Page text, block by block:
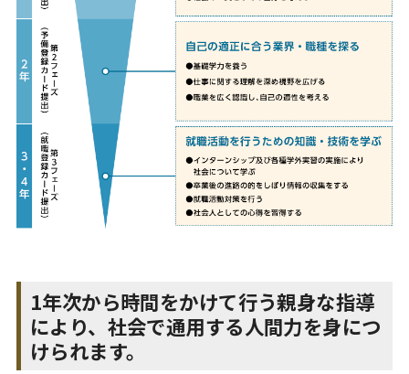
1年次から時間をかけて行う親身な指導
により、社会で通用する人間力を身につ
けられます。